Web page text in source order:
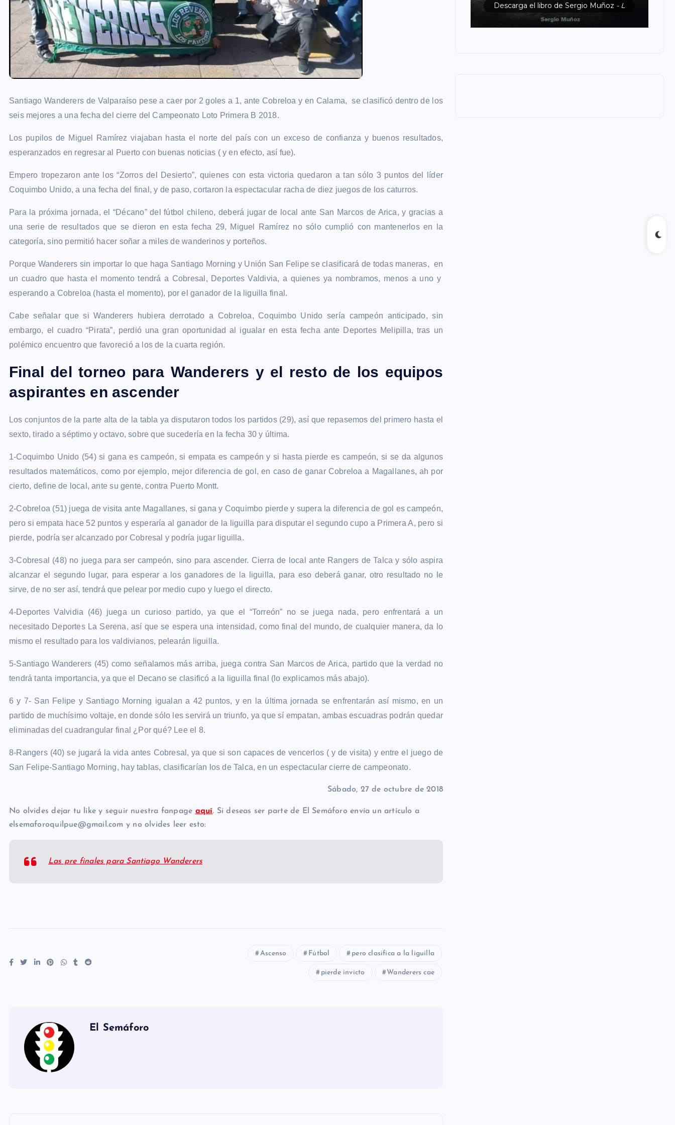
Santiago Wanderers de Valparaíso pese a caer por 2 goles a 1, ante Cobreloa y en Calama, se clasificó dentro de los
seis mejores a una fecha del cierre del Campeonato Loto Primera B 2018.
Los pupilos de Miguel Ramírez viajaban hasta el norte del país con un exceso de confianza y buenos resultados,
esperanzados en regresar al Puerto con buenas noticias ( y en efecto, así fue).
Empero tropezaron ante los “Zorros del Desierto”, quienes con esta victoria quedaron a tan sólo 3 puntos del líder
Coquimbo Unido, a una fecha del final, y de paso, cortaron la espectacular racha de diez juegos de los caturros.
Para la próxima jornada, el “Décano” del fútbol chileno, deberá jugar de local ante San Marcos de Arica, y gracias a
una serie de resultados que se dieron en esta fecha 29, Miguel Ramírez no sólo cumplió con mantenerlos en la
categoría, sino permitió hacer soñar a miles de wanderinos y porteños.
Porque Wanderers sin importar lo que haga Santiago Morning y Unión San Felipe se clasificará de todas maneras, en
un cuadro que hasta el momento tendrá a Cobresal, Deportes Valdivia, a quienes ya nombramos, menos a uno y
esperando a Cobreloa (hasta el momento), por el ganador de la liguilla final.
Cabe señalar que si Wanderers hubiera derrotado a Cobreloa, Coquimbo Unido sería campeón anticipado, sin
embargo, el cuadro “Pirata”, perdió una gran oportunidad al igualar en esta fecha ante Deportes Melipilla, tras un
polémico encuentro que favoreció a los de la cuarta región.
Final del torneo para Wanderers y el resto de los equipos
aspirantes en ascender
Los conjuntos de la parte alta de la tabla ya disputaron todos los partidos (29), así que repasemos del primero hasta el
sexto, tirado a séptimo y octavo, sobre que sucedería en la fecha 30 y última.
1-Coquimbo Unido (54) si gana es campeón, si empata es campeón y si hasta pierde es campeón, si se da algunos
resultados matemáticos, como por ejemplo, mejor diferencia de gol, en caso de ganar Cobreloa a Magallanes, ah por
cierto, define de local, ante su gente, contra Puerto Montt.
2-Cobreloa (51) juega de visita ante Magallanes, si gana y Coquimbo pierde y supera la diferencia de gol es campeón,
pero si empata hace 52 puntos y esperaría al ganador de la liguilla para disputar el segundo cupo a Primera A, pero si
pierde, podría ser alcanzado por Cobresal y podría jugar liguilla.
3-Cobresal (48) no juega para ser campeón, sino para ascender. Cierra de local ante Rangers de Talca y sólo aspira
alcanzar el segundo lugar, para esperar a los ganadores de la liguilla, para eso deberá ganar, otro resultado no le
sirve, de no ser así, tendrá que pelear por medio cupo y luego el directo.
4-Deportes Valvidia (46) juega un curioso partido, ya que el “Torreón” no se juega nada, pero enfrentará a un
necesitado Deportes La Serena, así que se espera una intensidad, como final del mundo, de cualquier manera, da lo
mismo el resultado para los valdivianos, pelearán liguilla.
5-Santiago Wanderers (45) como señalamos más arriba, juega contra San Marcos de Arica, partido que la verdad no
tendrá tanta importancia, ya que el Decano se clasificó a la liguilla final (lo explicamos más abajo).
6 y 7- San Felipe y Santiago Morning igualan a 42 puntos, y en la última jornada se enfrentarán así mismo, en un
partido de muchísimo voltaje, en donde sólo les servirá un triunfo, ya que sí empatan, ambas escuadras podrán quedar
eliminadas del cuadrangular final ¿Por qué? Lee el 8.
8-Rangers (40) se jugará la vida antes Cobresal, ya que si son capaces de vencerlos ( y de visita) y entre el juego de
San Felipe-Santiago Morning, hay tablas, clasificarían los de Talca, en un espectacular cierre de campeonato.
Sábado, 27 de octubre de 2018
No olvides dejar tu like y seguir nuestra fanpage aquí. Si deseas ser parte de El Semáforo envía un artículo a
elsemaforoquilpue@gmail.com y no olvides leer esto:
Las pre finales para Santiago Wanderers
Ascenso Fútbol pero clasifica a la liguilla
pierde invicto Wanderers cae
El Semáforo
Descarga el libro de Sergio Muñoz - L